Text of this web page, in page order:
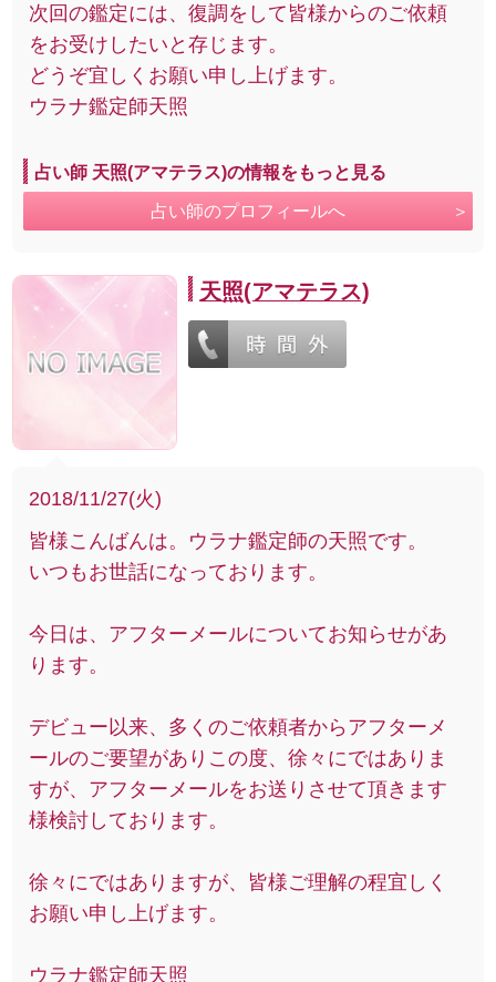
次回の鑑定には、復調をして皆様からのご依頼
をお受けしたいと存じます。
どうぞ宜しくお願い申し上げます。
ウラナ鑑定師天照
占い師 天照(アマテラス)の情報をもっと見る
占い師のプロフィールへ
天照(アマテラス)
2018/11/27(火)
皆様こんばんは。ウラナ鑑定師の天照です。
いつもお世話になっております。
今日は、アフターメールについてお知らせがあ
ります。
デビュー以来、多くのご依頼者からアフターメ
ールのご要望がありこの度、徐々にではありま
すが、アフターメールをお送りさせて頂きます
様検討しております。
徐々にではありますが、皆様ご理解の程宜しく
お願い申し上げます。
ウラナ鑑定師天照